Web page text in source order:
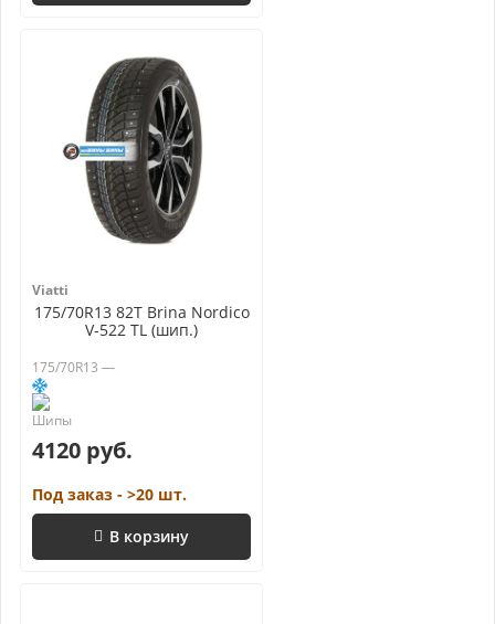
Viatti
175/70R13 82T Brina Nordico
V-522 TL (шип.)
175/70R13 —
4120 руб.
Под заказ - >20 шт.
В корзину